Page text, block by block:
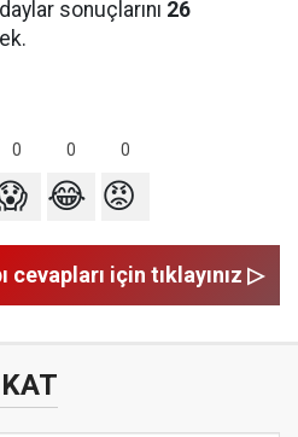
sonuçlarını 26
0 0 0
😂 😡
cevapları için tıklayınız ▷